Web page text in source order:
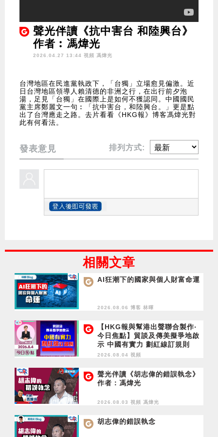
聲光伴讀《抗中害台 和陸興台》
作者︰馮煒光
2026.04.27 13:44 視頻 馮煒光
台灣地區在民進黨執政下，「台獨」立場愈見偏激。近
日台灣地區領導人賴清德的非洲之行，在出行前夕泡
湯，足見「台獨」在國際上是如何不獲認同。中國國民
黨主席鄭麗文一句︰「抗中害台，和陸興台。」更是點
出了台灣應走之路。去片看看《HKG報》博客馮煒光對
此有何看法。
發表意見 排列方式:
相關文章
AI狂潮下的國家與個人財富命運
2026.08.06 博客 林暉
【HKG報與幫港出聲聯合製作‧
今日焦點】貿談及傳美擬爭地啟
示 中國有實力 劃紅線訂規則
2026.08.04 視頻
聲光伴讀《胡志偉的錯誤執念》
作者：馮煒光
2026.08.03 視頻 馮煒光
胡志偉的錯誤執念